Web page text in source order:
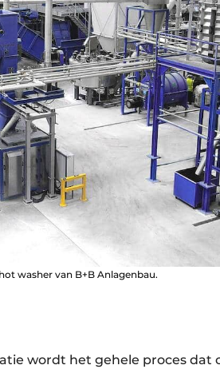
washer van B+B Anlagenbau.
wordt het gehele proces dat